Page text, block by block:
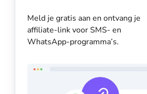
Meld je gratis aan en ontvang je
affiliate-link voor SMS- en
WhatsApp-programma’s.